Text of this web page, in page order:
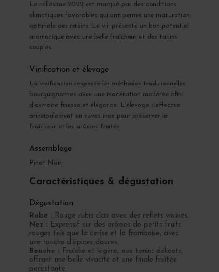
Le millésime 2022 est marqué par des conditions
climatiques favorables qui ont permis une maturation
optimale des raisins. Le vin présente un bon potentiel
aromatique avec une belle fraîcheur et des tanins
souples.
Vinification et élevage
La vinification respecte les méthodes traditionnelles
bourguignonnes avec une macération modérée afin
d’extraire finesse et élégance. L’élevage s’effectue
principalement en cuves inox pour préserver la
fraîcheur et les arômes fruités.
Assemblage
Pinot Noir
Caractéristiques & dégustation
Dégustation
Robe : Rouge rubis clair avec des reflets violines.
Nez : Expressif sur des arômes de petits fruits
rouges tels que la cerise et la framboise, avec
une touche d’épices douces.
Bouche : Fraîche et légère, aux tanins délicats,
offrant une belle vivacité et une finale fruitée
persistante.